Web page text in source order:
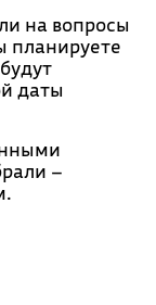
на вопросы
планируете
даты
–